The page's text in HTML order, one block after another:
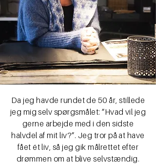
Da jeg havde rundet de 50 år, stillede
jeg mig selv spørgsmålet: ”Hvad vil jeg
gerne arbejde med i den sidste
halvdel af mit liv?”. Jeg tror på at have
fået ét liv, så jeg gik målrettet efter
drømmen om at blive selvstændig.